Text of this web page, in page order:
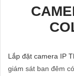
VẤN
LẮP
Lắp đặt camera IP
giám sát ban đêm